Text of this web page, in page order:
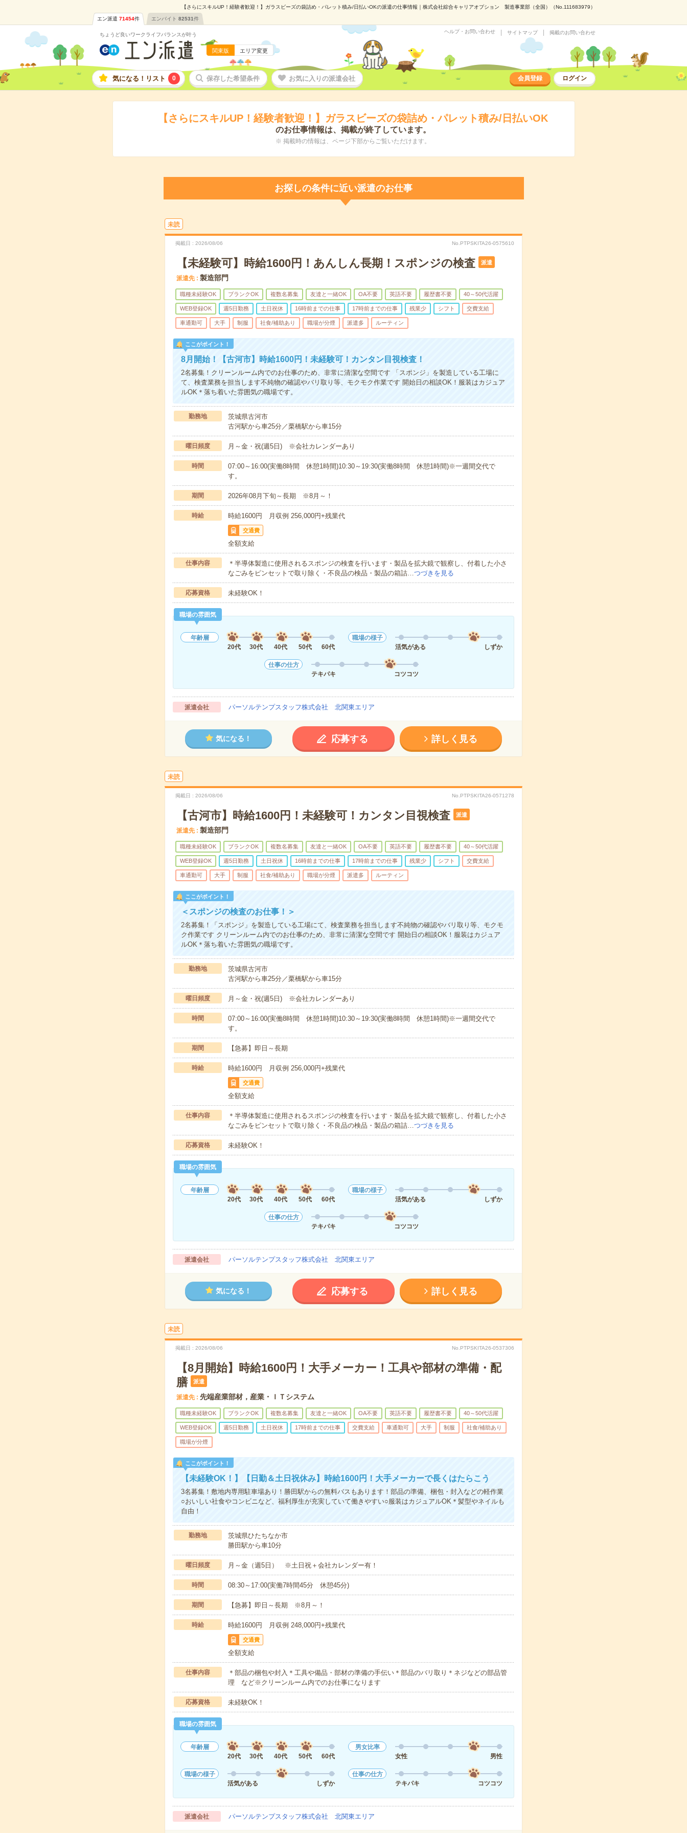
【さらにスキルUP！経験者歓迎！】ガラスビーズの袋詰め・パレット積み/日払いOKの派遣の仕事情報｜株式会社綜合キャリアオプション 製造事業部（全国）（No.111683979）
エン派遣 71454件 エンバイト 82531件
ちょうど良いワークライフバランスが叶う
関東版 エリア変更
ヘルプ・お問い合わせ サイトマップ 掲載のお問い合わせ
気になる！リスト 0 保存した希望条件 お気に入りの派遣会社 会員登録 ログイン
【さらにスキルUP！経験者歓迎！】ガラスビーズの袋詰め・パレット積み/日払いOK
のお仕事情報は、掲載が終了しています。
※ 掲載時の情報は、ページ下部からご覧いただけます。
お探しの条件に近い派遣のお仕事
未読
掲載日 2026/08/06 No.PTPSKITA26-0575610
【未経験可】時給1600円！あんしん長期！スポンジの検査 派遣
派遣先 製造部門
職種未経験OK ブランクOK 複数名募集 友達と一緒OK OA不要 英語不要 履歴書不要 40～50代活躍
WEB登録OK 週5日勤務 土日祝休 16時前までの仕事 17時前までの仕事 残業少 シフト 交費支給
車通勤可 大手 制服 社食/補助あり 職場が分煙 派遣多 ルーティン
ここがポイント！
8月開始！【古河市】時給1600円！未経験可！カンタン目視検査！
2名募集！クリーンルーム内でのお仕事のため、非常に清潔な空間です 「スポンジ」を製造している工場に
て、検査業務を担当します不純物の確認やバリ取り等、モクモク作業です 開始日の相談OK！服装はカジュア
ルOK＊落ち着いた雰囲気の職場です。
勤務地
茨城県古河市
古河駅から車25分／栗橋駅から車15分
曜日頻度 月～金・祝(週5日) ※会社カレンダーあり
時間
07:00～16:00(実働8時間 休憩1時間)10:30～19:30(実働8時間 休憩1時間)※一週間交代で
す。
期間 2026年08月下旬～長期 ※8月～！
時給 時給1600円 月収例 256,000円+残業代
交通費
全額支給
仕事内容
＊半導体製造に使用されるスポンジの検査を行います・製品を拡大鏡で観察し、付着した小さ
なごみをピンセットで取り除く・不良品の検品・製品の箱詰…つづきを見る
応募資格 未経験OK！
職場の雰囲気
年齢層
20代
30代 40代 50代 60代
職場の様子
活気がある
しずか
仕事の仕方
テキパキ
コツコツ
派遣会社 パーソルテンプスタッフ株式会社 北関東エリア
気になる！ 応募する 詳しく見る
未読
掲載日 2026/08/06 No.PTPSKITA26-0571278
【古河市】時給1600円！未経験可！カンタン目視検査 派遣
派遣先 製造部門
職種未経験OK ブランクOK 複数名募集 友達と一緒OK OA不要 英語不要 履歴書不要 40～50代活躍
WEB登録OK 週5日勤務 土日祝休 16時前までの仕事 17時前までの仕事 残業少 シフト 交費支給
車通勤可 大手 制服 社食/補助あり 職場が分煙 派遣多 ルーティン
ここがポイント！
＜スポンジの検査のお仕事！＞
2名募集！「スポンジ」を製造している工場にて、検査業務を担当します不純物の確認やバリ取り等、モクモ
ク作業です クリーンルーム内でのお仕事のため、非常に清潔な空間です 開始日の相談OK！服装はカジュア
ルOK＊落ち着いた雰囲気の職場です。
勤務地
茨城県古河市
古河駅から車25分／栗橋駅から車15分
曜日頻度 月～金・祝(週5日) ※会社カレンダーあり
時間
07:00～16:00(実働8時間 休憩1時間)10:30～19:30(実働8時間 休憩1時間)※一週間交代で
す。
期間 【急募】即日～長期
時給 時給1600円 月収例 256,000円+残業代
交通費
全額支給
仕事内容
＊半導体製造に使用されるスポンジの検査を行います・製品を拡大鏡で観察し、付着した小さ
なごみをピンセットで取り除く・不良品の検品・製品の箱詰…つづきを見る
応募資格 未経験OK！
職場の雰囲気
年齢層
20代
30代 40代 50代 60代
職場の様子
活気がある
しずか
仕事の仕方
テキパキ
コツコツ
派遣会社 パーソルテンプスタッフ株式会社 北関東エリア
気になる！ 応募する 詳しく見る
未読
掲載日 2026/08/06 No.PTPSKITA26-0537306
【8月開始】時給1600円！大手メーカー！工具や部材の準備・配
膳
派遣
派遣先 先端産業部材，産業・ＩＴシステム
職種未経験OK ブランクOK 複数名募集 友達と一緒OK OA不要 英語不要 履歴書不要 40～50代活躍
WEB登録OK 週5日勤務 土日祝休 17時前までの仕事 交費支給 車通勤可 大手 制服 社食/補助あり
職場が分煙
ここがポイント！
【未経験OK！】【日勤＆土日祝休み】時給1600円！大手メーカーで長くはたらこう
3名募集！敷地内専用駐車場あり！勝田駅からの無料バスもあります！部品の準備、梱包・封入などの軽作業
○おいしい社食やコンビニなど、福利厚生が充実していて働きやすい○服装はカジュアルOK＊髪型やネイルも
自由！
勤務地
茨城県ひたちなか市
勝田駅から車10分
曜日頻度 月～金（週5日） ※土日祝＋会社カレンダー有！
時間 08:30～17:00(実働7時間45分 休憩45分)
期間 【急募】即日～長期 ※8月～！
時給 時給1600円 月収例 248,000円+残業代
交通費
全額支給
仕事内容
＊部品の梱包や封入＊工具や備品・部材の準備の手伝い＊部品のバリ取り＊ネジなどの部品管
理 など※クリーンルーム内でのお仕事になります
応募資格 未経験OK！
職場の雰囲気
年齢層
20代
30代 40代 50代 60代
男女比率
女性
男性
職場の様子
活気がある
しずか
仕事の仕方
テキパキ
コツコツ
派遣会社 パーソルテンプスタッフ株式会社 北関東エリア